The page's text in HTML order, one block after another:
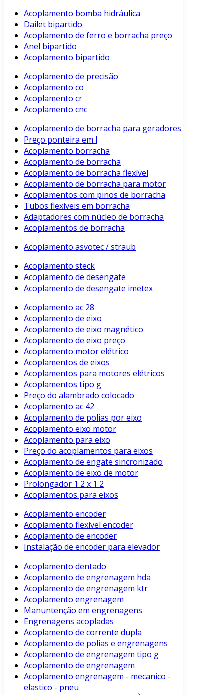
Acoplamento bomba hidráulica
Dailet bipartido
Acoplamento de ferro e borracha preço
Anel bipartido
Acoplamento bipartido
Acoplamento de precisão
Acoplamento co
Acoplamento cr
Acoplamento cnc
Acoplamento de borracha para geradores
Preço ponteira em l
Acoplamento borracha
Acoplamento de borracha
Acoplamento de borracha flexível
Acoplamento de borracha para motor
Acoplamentos com pinos de borracha
Tubos flexíveis em borracha
Adaptadores com núcleo de borracha
Acoplamentos de borracha
Acoplamento asvotec / straub
Acoplamento steck
Acoplamento de desengate
Acoplamento de desengate imetex
Acoplamento ac 28
Acoplamento de eixo
Acoplamento de eixo magnético
Acoplamento de eixo preço
Acoplamento motor elétrico
Acoplamentos de eixos
Acoplamentos para motores elétricos
Acoplamentos tipo g
Preço do alambrado colocado
Acoplamento ac 42
Acoplamento de polias por eixo
Acoplamento eixo motor
Acoplamento para eixo
Preço do acoplamentos para eixos
Acoplamento de engate sincronizado
Acoplamento de eixo de motor
Prolongador 1 2 x 1 2
Acoplamentos para eixos
Acoplamento encoder
Acoplamento flexível encoder
Acoplamento de encoder
Instalação de encoder para elevador
Acoplamento dentado
Acoplamento de engrenagem hda
Acoplamento de engrenagem ktr
Acoplamento engrenagem
Manuntenção em engrenagens
Engrenagens acopladas
Acoplamento de corrente dupla
Acoplamento de polias e engrenagens
Acoplamento de engrenagem tipo g
Acoplamento de engrenagem
Acoplamento engrenagem - mecanico -
elastico - pneu